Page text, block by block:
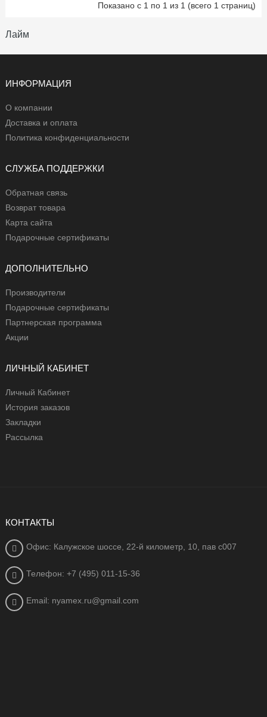
Показано с 1 по 1 из 1 (всего 1 страниц)
Лайм
ИНФОРМАЦИЯ
О компании
Доставка и оплата
Политика конфиденциальности
СЛУЖБА ПОДДЕРЖКИ
Обратная связь
Возврат товара
Карта сайта
Подарочные сертификаты
ДОПОЛНИТЕЛЬНО
Производители
Подарочные сертификаты
Партнерская программа
Акции
ЛИЧНЫЙ КАБИНЕТ
Личный Кабинет
История заказов
Закладки
Рассылка
КОНТАКТЫ
Офис: Калужское шоссе, 22-й километр, 10, пав с007
Телефон: +7 (495) 011-15-36
Email: nyamex.ru@gmail.com